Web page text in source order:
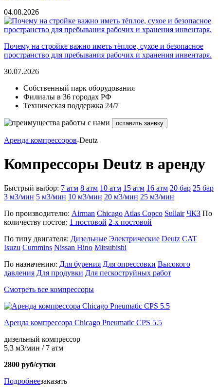
04.08.2026
Почему на стройке важно иметь тёплое, сухое и безопасное
пространство для пребывания рабочих и хранения инвентаря.
30.07.2026
Собственный парк оборудования
Филиалы в 36 городах РФ
Техническая поддержка 24/7
оставить заявку
Аренда компрессоров-Deutz
Компрессоры Deutz в аренду
Быстрый выбор: 7 атм 8 атм 10 атм 15 атм 16 атм 20 бар 25 бар
3 м3/мин 5 м3/мин 10 м3/мин 20 м3/мин 25 м3/мин
По производителю: Airman Chicago Atlas Copco Sullair ЧКЗ По
количеству постов: 1 постовой 2-х постовой
По типу двигателя: Дизельные Электрические Deutz CAT
Isuzu Cummins Nissan Hino Mitsubishi
По назначению: Для бурения Для опрессовки Высокого
давления Для продувки Для пескоструйных работ
Смотреть все компрессоры
Аренда компрессора Chicago Pneumatic CPS 5.5
дизельный компрессор
5,3 м3/мин / 7 атм
2800 руб/сутки
Подробнеезаказать